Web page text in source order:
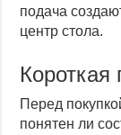
подача
центр стола.
Короткая
Перед
понятен ли